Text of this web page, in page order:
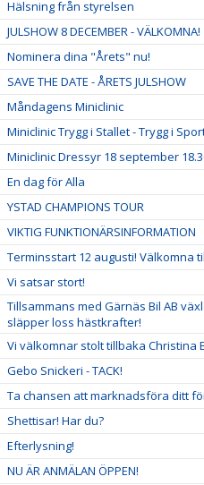
Hälsning från styrelsen
JULSHOW 8 DECEMBER - VÄLKOMNA!
Nominera dina "Årets" nu!
SAVE THE DATE - ÅRETS JULSHOW
Måndagens Miniclinic
Miniclinic Trygg i Stallet - Trygg i
Miniclinic Dressyr 18 september
En dag för Alla
YSTAD CHAMPIONS TOUR
VIKTIG FUNKTIONÄRSINFORMATION
Terminsstart 12 augusti! Välkomna
Vi satsar stort!
Tillsammans med Gärnäs Bil AB
släpper loss hästkrafter!
Vi välkomnar stolt tillbaka Christina
Gebo Snickeri - TACK!
Ta chansen att marknadsföra ditt
Shettisar! Har du?
Efterlysning!
NU ÄR ANMÄLAN ÖPPEN!